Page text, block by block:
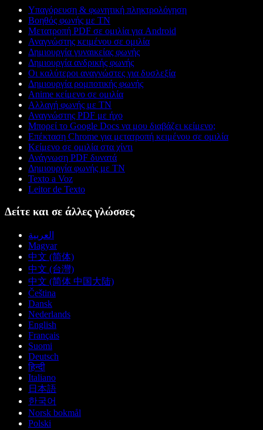
Υπαγόρευση & φωνητική πληκτρολόγηση
Βοηθός φωνής με ΤΝ
Μετατροπή PDF σε ομιλία για Android
Αναγνώστης κειμένου σε ομιλία
Δημιουργία γυναικείας φωνής
Δημιουργία ανδρικής φωνής
Οι καλύτεροι αναγνώστες για δυσλεξία
Δημιουργία ρομποτικής φωνής
Anime κείμενο σε ομιλία
Αλλαγή φωνής με ΤΝ
Αναγνώστης PDF με ήχο
Μπορεί το Google Docs να μου διαβάζει κείμενο;
Επέκταση Chrome για μετατροπή κειμένου σε ομιλία
Κείμενο σε ομιλία στα χίντι
Ανάγνωση PDF δυνατά
Δημιουργία φωνής με ΤΝ
Texto a Voz
Leitor de Texto
Δείτε και σε άλλες γλώσσες
العربية
Magyar
中文 (简体)
中文 (台灣)
中文 (简体 中国大陆)
Čeština
Dansk
Nederlands
English
Français
Suomi
Deutsch
हिन्दी
Italiano
日本語
한국어
Norsk bokmål
Polski